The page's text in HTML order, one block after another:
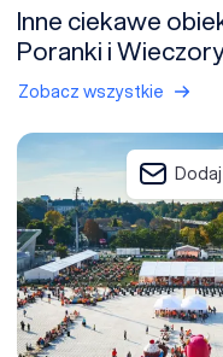
Inne ciekawe
Poranki i Wieczory
Zobacz wszystkie
Warsaw Experience